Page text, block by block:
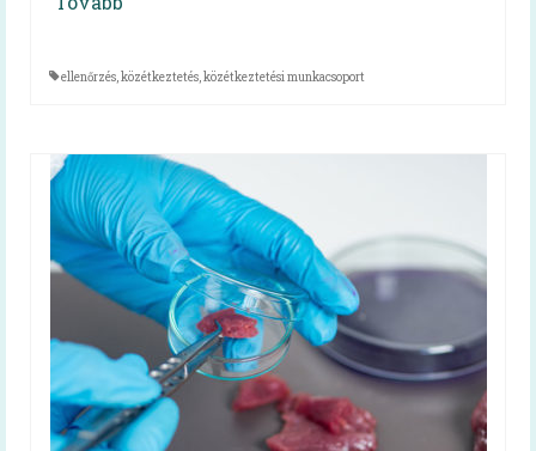
Hidegétel
Egészséges táplálkozást ösztönző iskola
Kóstolj bele a nagyvilágba!
Pályázatok
Keressük Magyarország legkedveltebb
közétkeztetésben dolgozó szakembereit
Keressük 2018 legjobb diétás
közétkeztetőjét
ellenőrzés,közétkeztetés,közétkeztetési munkacsoport